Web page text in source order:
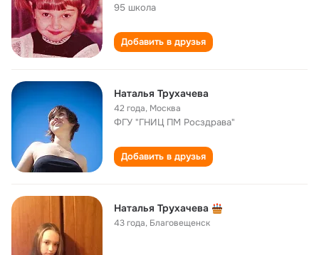
95 школа
Добавить в друзья
Наталья Трухачева
42 года, Москва
ФГУ "ГНИЦ ПМ Росздрава"
Добавить в друзья
Наталья Трухачева
43 года, Благовещенск